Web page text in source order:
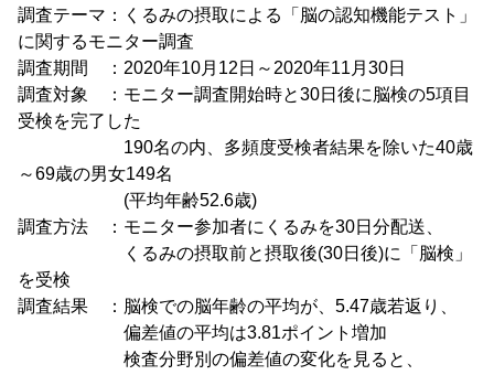
調査テーマ：くるみの摂取による「脳の認知機能テスト」
に関するモニター調査
調査期間 ：2020年10月12日～2020年11月30日
調査対象 ：モニター調査開始時と30日後に脳検の5項目
受検を完了した
190名の内、多頻度受検者結果を除いた40歳
～69歳の男女149名
(平均年齢52.6歳)
調査方法 ：モニター参加者にくるみを30日分配送、
くるみの摂取前と摂取後(30日後)に「脳検」
を受検
調査結果 ：脳検での脳年齢の平均が、5.47歳若返り、
偏差値の平均は3.81ポイント増加
検査分野別の偏差値の変化を見ると、